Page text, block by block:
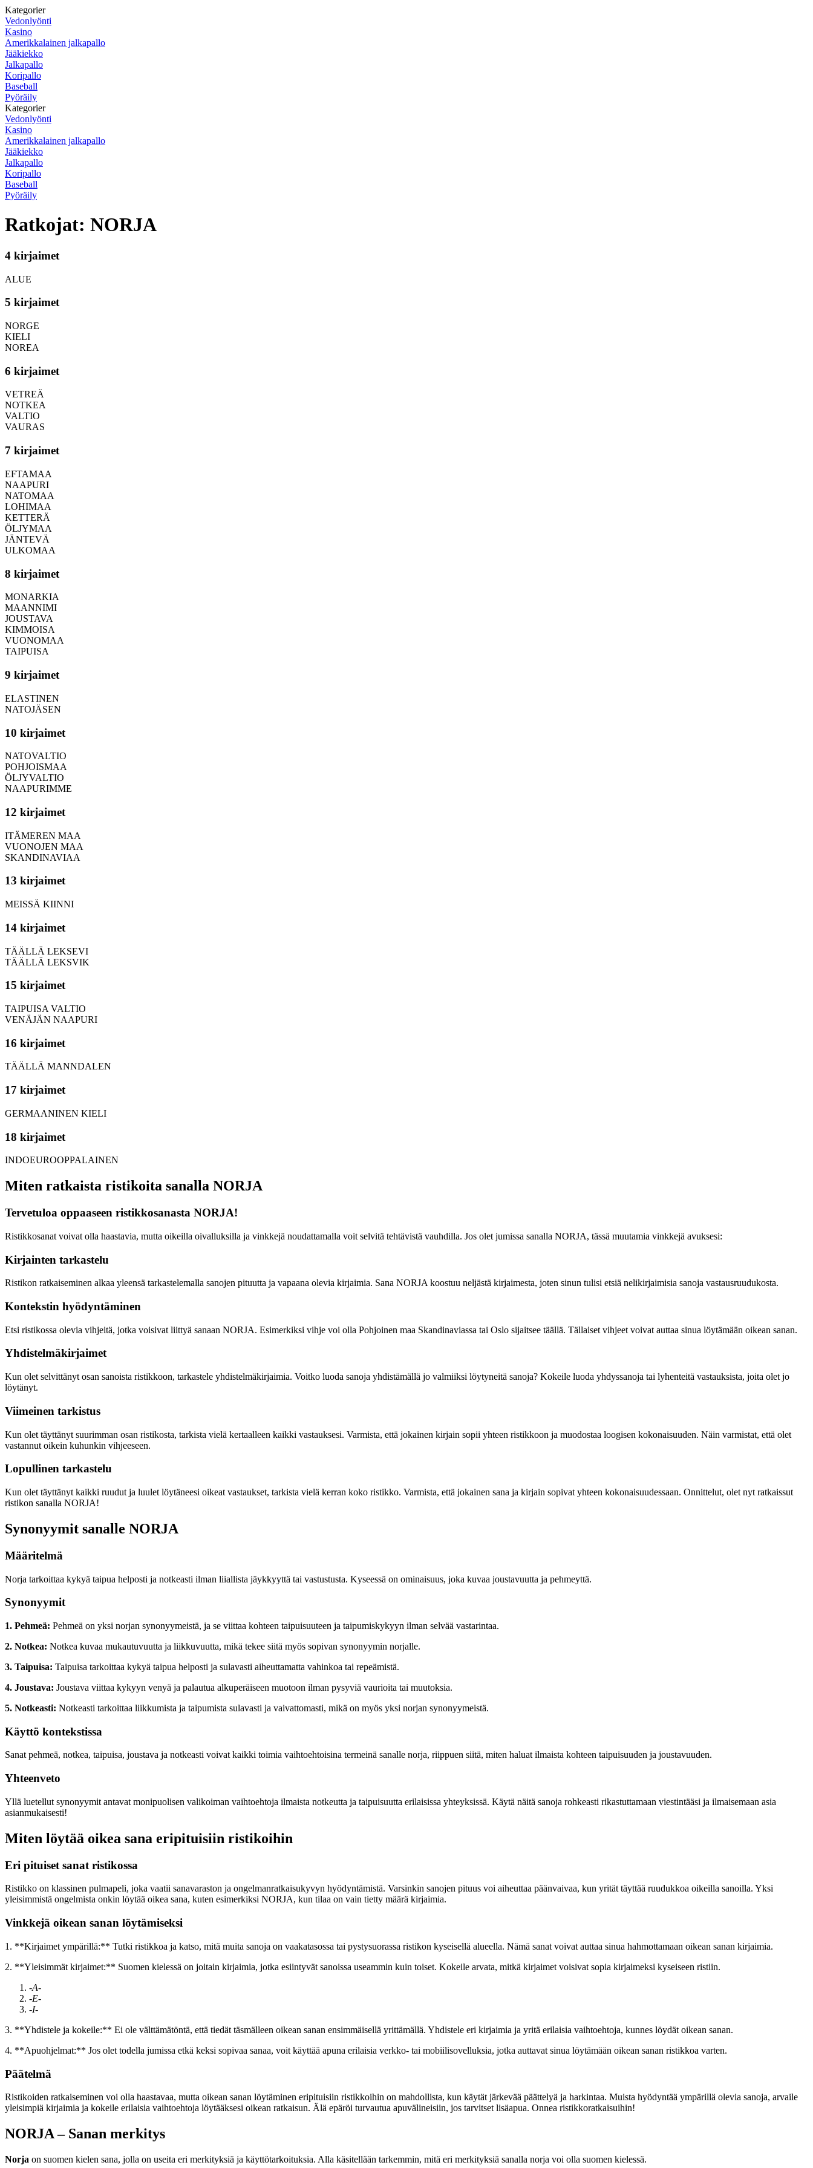
Kategorier
Vedonlyönti
Kasino
Amerikkalainen jalkapallo
Jääkiekko
Jalkapallo
Koripallo
Baseball
Pyöräily
Kategorier
Vedonlyönti
Kasino
Amerikkalainen jalkapallo
Jääkiekko
Jalkapallo
Koripallo
Baseball
Pyöräily
Ratkojat: NORJA
4 kirjaimet
ALUE
5 kirjaimet
NORGE
KIELI
NOREA
6 kirjaimet
VETREÄ
NOTKEA
VALTIO
VAURAS
7 kirjaimet
EFTAMAA
NAAPURI
NATOMAA
LOHIMAA
KETTERÄ
ÖLJYMAA
JÄNTEVÄ
ULKOMAA
8 kirjaimet
MONARKIA
MAANNIMI
JOUSTAVA
KIMMOISA
VUONOMAA
TAIPUISA
9 kirjaimet
ELASTINEN
NATOJÄSEN
10 kirjaimet
NATOVALTIO
POHJOISMAA
ÖLJYVALTIO
NAAPURIMME
12 kirjaimet
ITÄMEREN MAA
VUONOJEN MAA
SKANDINAVIAA
13 kirjaimet
MEISSÄ KIINNI
14 kirjaimet
TÄÄLLÄ LEKSEVI
TÄÄLLÄ LEKSVIK
15 kirjaimet
TAIPUISA VALTIO
VENÄJÄN NAAPURI
16 kirjaimet
TÄÄLLÄ MANNDALEN
17 kirjaimet
GERMAANINEN KIELI
18 kirjaimet
INDOEUROOPPALAINEN
Miten ratkaista ristikoita sanalla NORJA
Tervetuloa oppaaseen ristikkosanasta NORJA!
Ristikkosanat voivat olla haastavia, mutta oikeilla oivalluksilla ja vinkkejä noudattamalla voit selvitä tehtävistä vauhdilla. Jos olet jumissa sanalla NORJA, tässä muutamia vinkkejä avuksesi:
Kirjainten tarkastelu
Ristikon ratkaiseminen alkaa yleensä tarkastelemalla sanojen pituutta ja vapaana olevia kirjaimia. Sana NORJA koostuu neljästä kirjaimesta, joten sinun tulisi etsiä nelikirjaimisia sanoja vastausruudukosta.
Kontekstin hyödyntäminen
Etsi ristikossa olevia vihjeitä, jotka voisivat liittyä sanaan NORJA. Esimerkiksi vihje voi olla Pohjoinen maa Skandinaviassa tai Oslo sijaitsee täällä. Tällaiset vihjeet voivat auttaa sinua löytämään oikean sanan.
Yhdistelmäkirjaimet
Kun olet selvittänyt osan sanoista ristikkoon, tarkastele yhdistelmäkirjaimia. Voitko luoda sanoja yhdistämällä jo valmiiksi löytyneitä sanoja? Kokeile luoda yhdyssanoja tai lyhenteitä vastauksista, joita olet jo
löytänyt.
Viimeinen tarkistus
Kun olet täyttänyt suurimman osan ristikosta, tarkista vielä kertaalleen kaikki vastauksesi. Varmista, että jokainen kirjain sopii yhteen ristikkoon ja muodostaa loogisen kokonaisuuden. Näin varmistat, että olet
vastannut oikein kuhunkin vihjeeseen.
Lopullinen tarkastelu
Kun olet täyttänyt kaikki ruudut ja luulet löytäneesi oikeat vastaukset, tarkista vielä kerran koko ristikko. Varmista, että jokainen sana ja kirjain sopivat yhteen kokonaisuudessaan. Onnittelut, olet nyt ratkaissut
ristikon sanalla NORJA!
Synonyymit sanalle NORJA
Määritelmä
Norja tarkoittaa kykyä taipua helposti ja notkeasti ilman liiallista jäykkyyttä tai vastustusta. Kyseessä on ominaisuus, joka kuvaa joustavuutta ja pehmeyttä.
Synonyymit
1. Pehmeä: Pehmeä on yksi norjan synonyymeistä, ja se viittaa kohteen taipuisuuteen ja taipumiskykyyn ilman selvää vastarintaa.
2. Notkea: Notkea kuvaa mukautuvuutta ja liikkuvuutta, mikä tekee siitä myös sopivan synonyymin norjalle.
3. Taipuisa: Taipuisa tarkoittaa kykyä taipua helposti ja sulavasti aiheuttamatta vahinkoa tai repeämistä.
4. Joustava: Joustava viittaa kykyyn venyä ja palautua alkuperäiseen muotoon ilman pysyviä vaurioita tai muutoksia.
5. Notkeasti: Notkeasti tarkoittaa liikkumista ja taipumista sulavasti ja vaivattomasti, mikä on myös yksi norjan synonyymeistä.
Käyttö kontekstissa
Sanat pehmeä, notkea, taipuisa, joustava ja notkeasti voivat kaikki toimia vaihtoehtoisina termeinä sanalle norja, riippuen siitä, miten haluat ilmaista kohteen taipuisuuden ja joustavuuden.
Yhteenveto
Yllä luetellut synonyymit antavat monipuolisen valikoiman vaihtoehtoja ilmaista notkeutta ja taipuisuutta erilaisissa yhteyksissä. Käytä näitä sanoja rohkeasti rikastuttamaan viestintääsi ja ilmaisemaan asia
asianmukaisesti!
Miten löytää oikea sana eripituisiin ristikoihin
Eri pituiset sanat ristikossa
Ristikko on klassinen pulmapeli, joka vaatii sanavaraston ja ongelmanratkaisukyvyn hyödyntämistä. Varsinkin sanojen pituus voi aiheuttaa päänvaivaa, kun yrität täyttää ruudukkoa oikeilla sanoilla. Yksi
yleisimmistä ongelmista onkin löytää oikea sana, kuten esimerkiksi NORJA, kun tilaa on vain tietty määrä kirjaimia.
Vinkkejä oikean sanan löytämiseksi
1. **Kirjaimet ympärillä:** Tutki ristikkoa ja katso, mitä muita sanoja on vaakatasossa tai pystysuorassa ristikon kyseisellä alueella. Nämä sanat voivat auttaa sinua hahmottamaan oikean sanan kirjaimia.
2. **Yleisimmät kirjaimet:** Suomen kielessä on joitain kirjaimia, jotka esiintyvät sanoissa useammin kuin toiset. Kokeile arvata, mitkä kirjaimet voisivat sopia kirjaimeksi kyseiseen ristiin.
-A-
-E-
-I-
3. **Yhdistele ja kokeile:** Ei ole välttämätöntä, että tiedät täsmälleen oikean sanan ensimmäisellä yrittämällä. Yhdistele eri kirjaimia ja yritä erilaisia vaihtoehtoja, kunnes löydät oikean sanan.
4. **Apuohjelmat:** Jos olet todella jumissa etkä keksi sopivaa sanaa, voit käyttää apuna erilaisia verkko- tai mobiilisovelluksia, jotka auttavat sinua löytämään oikean sanan ristikkoa varten.
Päätelmä
Ristikoiden ratkaiseminen voi olla haastavaa, mutta oikean sanan löytäminen eripituisiin ristikkoihin on mahdollista, kun käytät järkevää päättelyä ja harkintaa. Muista hyödyntää ympärillä olevia sanoja, arvaile
yleisimpiä kirjaimia ja kokeile erilaisia vaihtoehtoja löytääksesi oikean ratkaisun. Älä epäröi turvautua apuvälineisiin, jos tarvitset lisäapua. Onnea ristikkoratkaisuihin!
NORJA – Sanan merkitys
Norja on suomen kielen sana, jolla on useita eri merkityksiä ja käyttötarkoituksia. Alla käsitellään tarkemmin, mitä eri merkityksiä sanalla norja voi olla suomen kielessä.